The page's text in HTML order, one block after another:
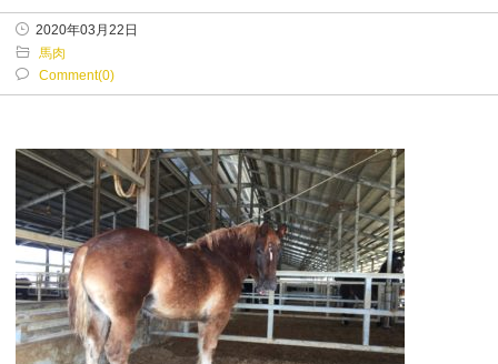
2020年03月22日
馬肉
Comment(0)